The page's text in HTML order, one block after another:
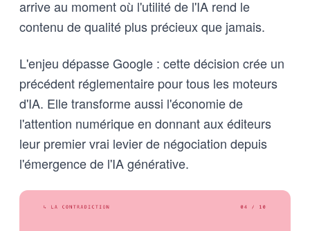
arrive au moment où l'utilité de l'IA rend le
contenu de qualité plus précieux que jamais.
L'enjeu dépasse Google : cette décision crée un
précédent réglementaire pour tous les moteurs
d'IA. Elle transforme aussi l'économie de
l'attention numérique en donnant aux éditeurs
leur premier vrai levier de négociation depuis
l'émergence de l'IA générative.